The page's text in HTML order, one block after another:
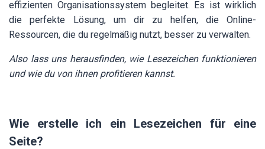
effizienten Organisationssystem begleitet. Es ist wirklich
die perfekte Lösung, um dir zu helfen, die Online-
Ressourcen, die du regelmäßig nutzt, besser zu verwalten.
Also lass uns herausfinden, wie Lesezeichen funktionieren
und wie du von ihnen profitieren kannst.
Wie erstelle ich ein Lesezeichen für eine
Seite?